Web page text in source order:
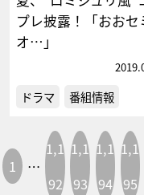
プレ披露！「おおセ
オ…」
ドラマ 番組情報
1 …
1,1
92
1,1
93
1,1
94
1,1
95